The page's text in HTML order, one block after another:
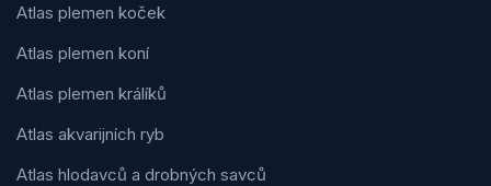
Atlas plemen koček
Atlas plemen koní
Atlas plemen králíků
Atlas akvarijních ryb
Atlas hlodavců a drobných savců